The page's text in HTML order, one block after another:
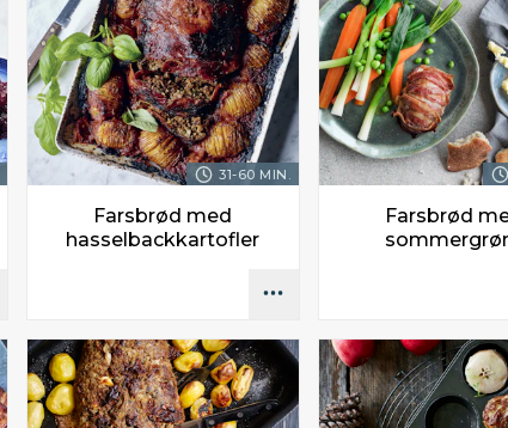
31-60 MIN.
Farsbrød med
hasselbackkartofler
Farsbrød